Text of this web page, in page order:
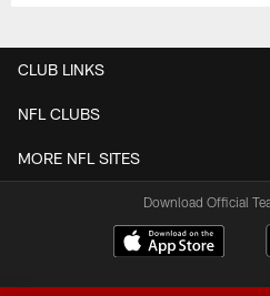
CLUB LINKS
NFL CLUBS
MORE NFL SITES
Download Official